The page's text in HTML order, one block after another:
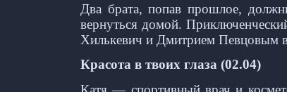
Два брата, попав прошлое,
вернуться домой.
Хилькевич и Дмитрием Певцовым
Красота в твоих глаза (02.04)